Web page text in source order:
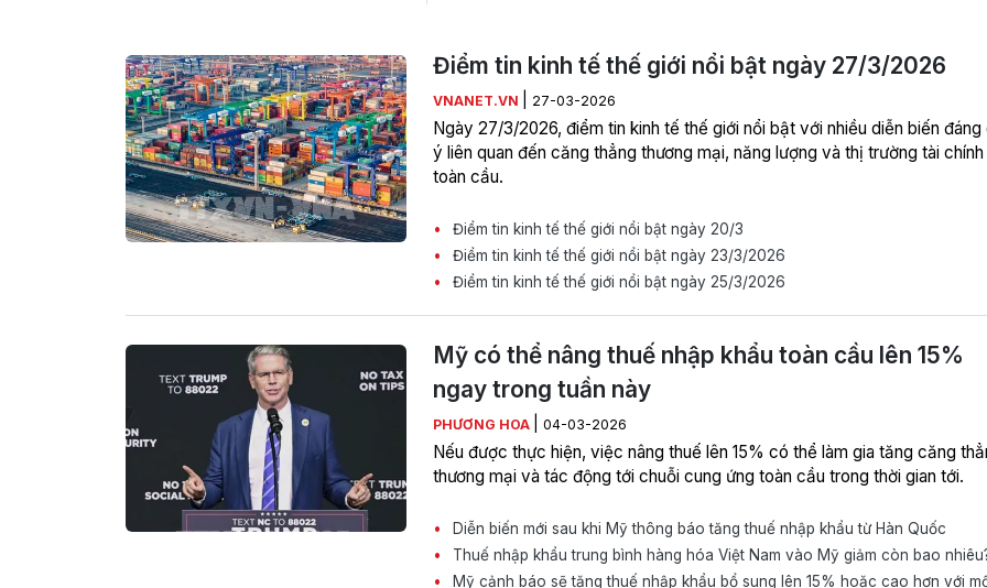
Điểm tin kinh tế thế giới nổi bật ngày 27/3/2026
VNANET.VN 27-03-2026
Ngày 27/3/2026, điểm tin kinh tế thế giới nổi bật với nhiều diễn biến đáng
ý liên quan đến căng thẳng thương mại, năng lượng và thị trường tài chính
toàn cầu.
Điểm tin kinh tế thế giới nổi bật ngày 20/3
Điểm tin kinh tế thế giới nổi bật ngày 23/3/2026
Điểm tin kinh tế thế giới nổi bật ngày 25/3/2026
Mỹ có thể nâng thuế nhập khẩu toàn cầu lên 15%
ngay trong tuần này
PHƯƠNG HOA 04-03-2026
Nếu được thực hiện, việc nâng thuế lên 15% có thể làm gia tăng căng
thương mại và tác động tới chuỗi cung ứng toàn cầu trong thời gian tới.
Diễn biến mới sau khi Mỹ thông báo tăng thuế nhập khẩu từ Hàn Quốc
Thuế nhập khẩu trung bình hàng hóa Việt Nam vào Mỹ giảm còn bao
Mỹ cảnh báo sẽ tăng thuế nhập khẩu bổ sung lên 15% hoặc cao hơn với